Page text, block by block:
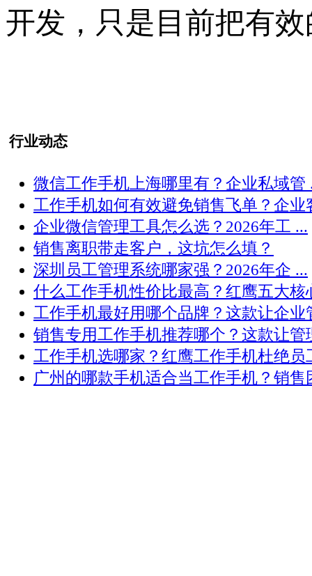
开发，只是目前把有
行业动态
微信工作手机上海哪里有？企业私域管
工作手机如何有效避免销售飞单？企业
企业微信管理工具怎么选？2026年工 ...
销售离职带走客户，这坑怎么填？
深圳员工管理系统哪家强？2026年企 ...
什么工作手机性价比最高？红鹰五大核
工作手机最好用哪个品牌？这款让企业
销售专用工作手机推荐哪个？这款让管
工作手机选哪家？红鹰工作手机杜绝员
广州的哪款手机适合当工作手机？销售